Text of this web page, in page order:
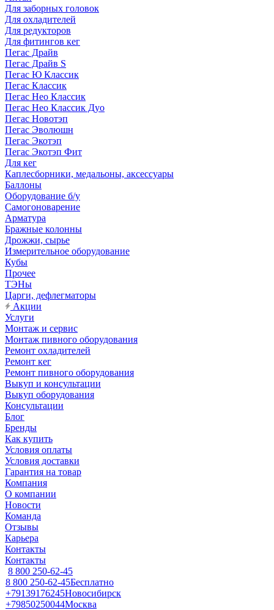
Для заборных головок
Для охладителей
Для редукторов
Для фитингов кег
Пегас Драйв
Пегас Драйв S
Пегас Ю Классик
Пегас Классик
Пегас Нео Классик
Пегас Нео Классик Дуо
Пегас Новотэп
Пегас Эволюшн
Пегас Экотэп
Пегас Экотэп Фит
Для кег
Каплесборники, медальоны, аксессуары
Баллоны
Оборудование б/у
Самогоноварение
Арматура
Бражные колонны
Дрожжи, сырье
Измерительное оборудование
Кубы
Прочее
ТЭНы
Царги, дефлегматоры
Акции
Услуги
Монтаж и сервис
Монтаж пивного оборудования
Ремонт охладителей
Ремонт кег
Ремонт пивного оборудования
Выкуп и консультации
Выкуп оборудования
Консультации
Блог
Бренды
Как купить
Условия оплаты
Условия доставки
Гарантия на товар
Компания
О компании
Новости
Команда
Отзывы
Карьера
Контакты
Контакты
8 800 250-62-45
8 800 250-62-45Бесплатно
+79139176245Новосибирск
+79850250044Москва